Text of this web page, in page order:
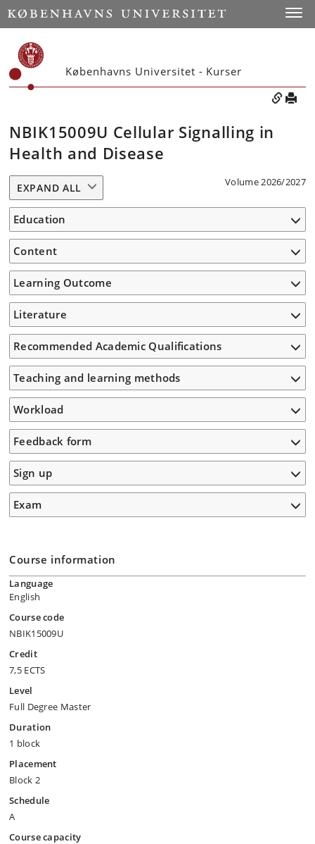
Københavns Universitet - Kurser
NBIK15009U Cellular Signalling in
Health and Disease
Volume 2026/2027
EXPAND ALL
Education
Content
Learning Outcome
Literature
Recommended Academic Qualifications
Teaching and learning methods
Workload
Feedback form
Sign up
Exam
Course information
Language
English
Course code
NBIK15009U
Credit
7,5 ECTS
Level
Full Degree Master
Duration
1 block
Placement
Block 2
Schedule
A
Course capacity